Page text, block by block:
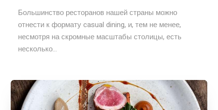
Большинство ресторанов нашей страны можно
отнести к формату casual dining, и, тем не менее,
несмотря на скромные масштабы столицы, есть
несколько...